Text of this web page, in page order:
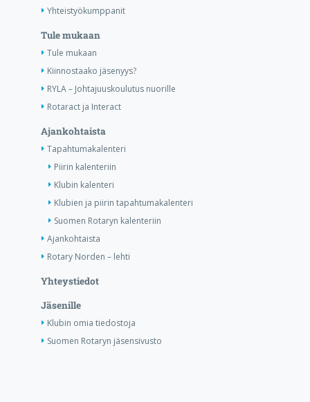
Yhteistyökumppanit
Tule mukaan
Tule mukaan
Kiinnostaako jäsenyys?
RYLA – Johtajuuskoulutus nuorille
Rotaract ja Interact
Ajankohtaista
Tapahtumakalenteri
Piirin kalenteriin
Klubin kalenteri
Klubien ja piirin tapahtumakalenteri
Suomen Rotaryn kalenteriin
Ajankohtaista
Rotary Norden – lehti
Yhteystiedot
Jäsenille
Klubin omia tiedostoja
Suomen Rotaryn jäsensivusto